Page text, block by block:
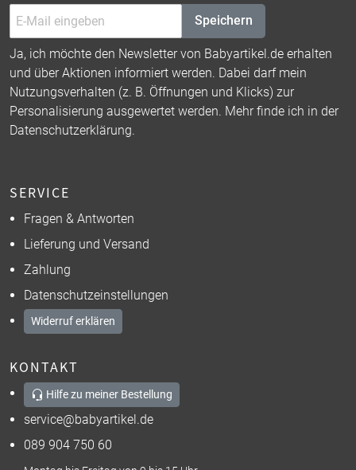
Speichern
Ja, ich möchte den Newsletter von Babyartikel.de erhalten
und über Aktionen informiert werden. Dabei darf mein
Nutzungsverhalten (z. B. Öffnungen und Klicks) zur
Personalisierung ausgewertet werden. Mehr finde ich in der
Datenschutzerklärung.
SERVICE
Fragen & Antworten
Lieferung und Versand
Zahlung
Datenschutzeinstellungen
Widerruf erklären
KONTAKT
Hilfe zu meiner Bestellung
service@babyartikel.de
089 904 750 60